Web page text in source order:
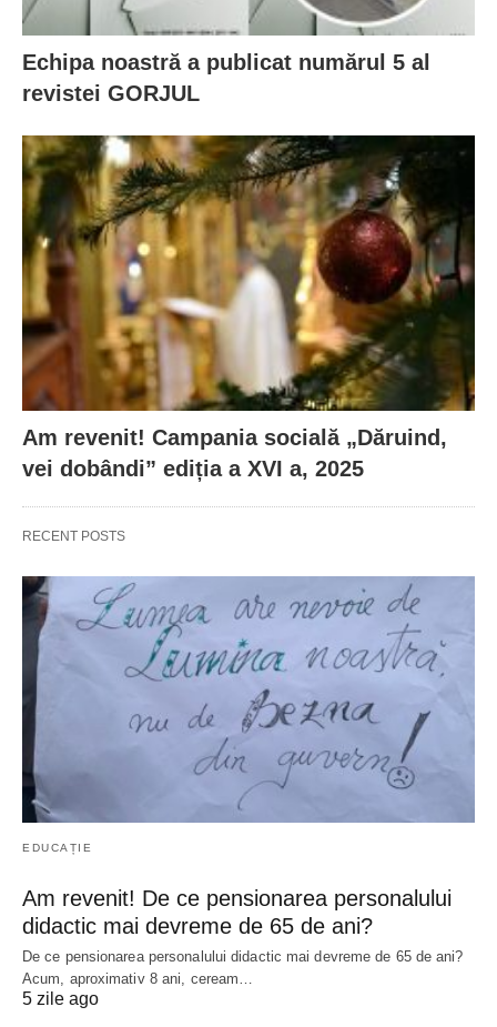
Echipa noastră a publicat numărul 5 al
revistei GORJUL
Am revenit! Campania socială „Dăruind,
vei dobândi” ediția a XVI a, 2025
RECENT POSTS
EDUCAȚIE
Am revenit! De ce pensionarea personalului
didactic mai devreme de 65 de ani?
De ce pensionarea personalului didactic mai devreme de 65 de ani?
Acum, aproximativ 8 ani, ceream…
5 zile ago